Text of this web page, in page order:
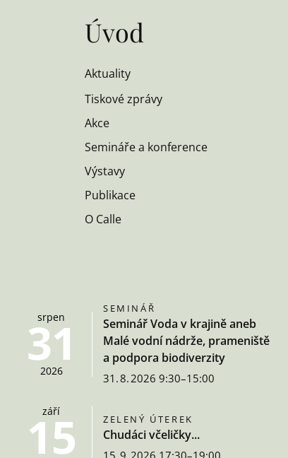
Úvod
Aktuality
Tiskové zprávy
Akce
Semináře a konference
Výstavy
Publikace
O Calle
srpen
31
2026
SEMINÁŘ
Seminář Voda v krajině aneb
Malé vodní nádrže, prameniště
a podpora biodiverzity
31. 8. 2026 9:30–15:00
září
15 ZELENÝ ÚTEREK
Chudáci včeličky...